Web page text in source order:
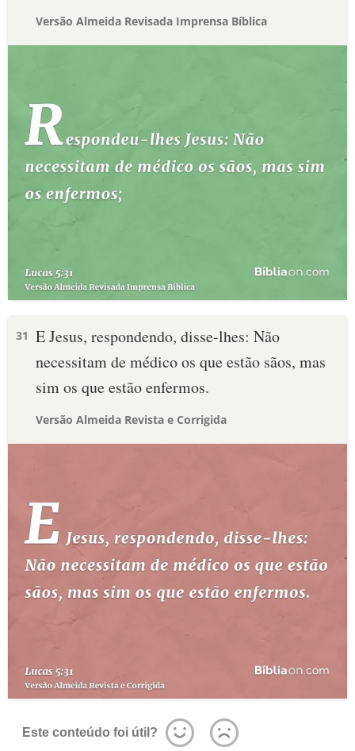
Versão Almeida Revisada Imprensa Bíblica
31 E Jesus, respondendo, disse-lhes: Não
necessitam de médico os que estão sãos, mas
sim os que estão enfermos.
Versão Almeida Revista e Corrigida
Este conteúdo foi útil?